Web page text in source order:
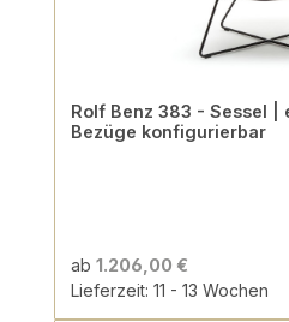
Rolf Benz 383 - Sessel |
Bezüge konfigurierbar
ab 1.206,00 €
Lieferzeit: 11 - 13 Wochen